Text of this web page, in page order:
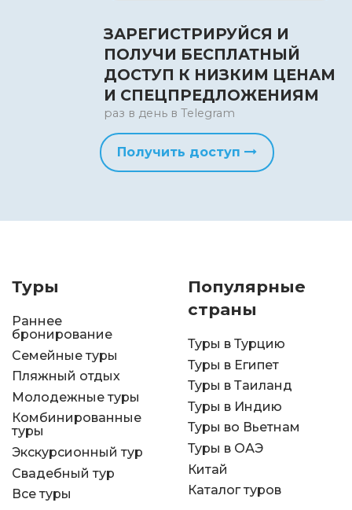
ЗАРЕГИСТРИРУЙСЯ И
ПОЛУЧИ БЕСПЛАТНЫЙ
ДОСТУП К НИЗКИМ ЦЕНАМ
И СПЕЦПРЕДЛОЖЕНИЯМ
раз в день в Telegram
Получить доступ
Туры
Раннее
бронирование
Семейные туры
Пляжный отдых
Молодежные туры
Комбинированные
туры
Экскурсионный тур
Свадебный тур
Все туры
Популярные
страны
Туры в Турцию
Туры в Египет
Туры в Таиланд
Туры в Индию
Туры во Вьетнам
Туры в ОАЭ
Китай
Каталог туров